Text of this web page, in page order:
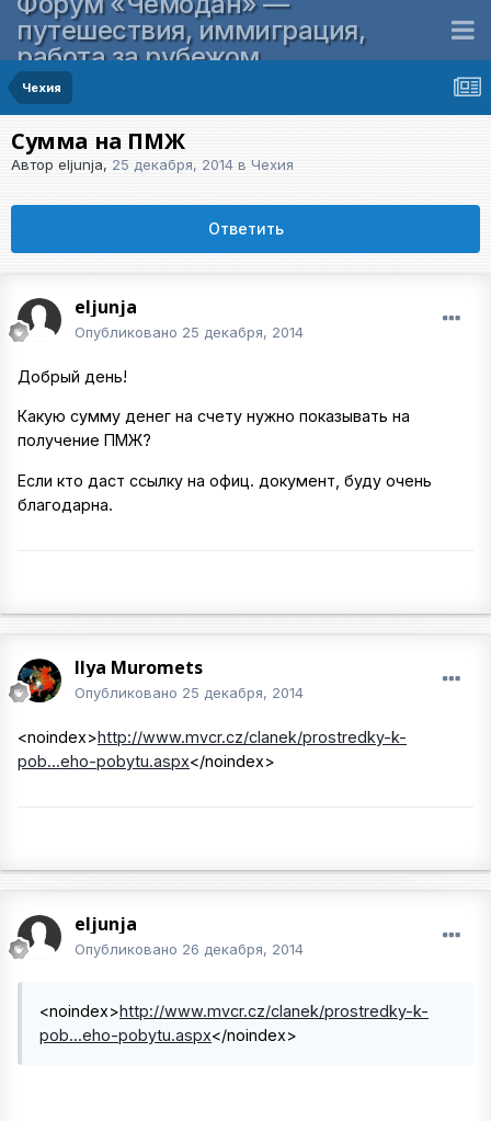
путешествия, иммиграция,
работа за рубежом
Чехия
Сумма на ПМЖ
Автор eljunja, 25 декабря, 2014 в Чехия
Ответить
eljunja
Опубликовано 25 декабря, 2014
Добрый день!
Какую сумму денег на счету нужно показывать на
получение ПМЖ?
Если кто даст ссылку на офиц. документ, буду очень
благодарна.
Ilya Muromets
Опубликовано 25 декабря, 2014
<noindex>http://www.mvcr.cz/clanek/prostredky-k-
pob...eho-pobytu.aspx</noindex>
eljunja
Опубликовано 26 декабря, 2014
<noindex>http://www.mvcr.cz/clanek/prostredky-k-
pob...eho-pobytu.aspx</noindex>